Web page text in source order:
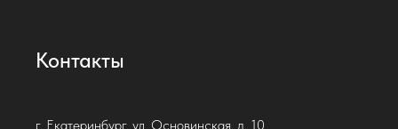
Контакты
г. Екатеринбург, ул. Основинская, д. 10